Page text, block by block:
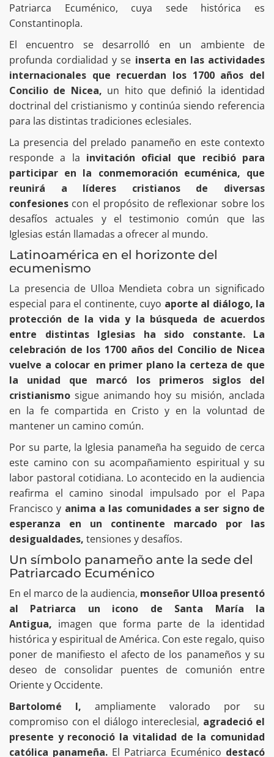
Patriarca Ecuménico, cuya sede histórica es
Constantinopla.
El encuentro se desarrolló en un ambiente de
profunda cordialidad y se inserta en las actividades
internacionales que recuerdan los 1700 años del
Concilio de Nicea, un hito que definió la identidad
doctrinal del cristianismo y continúa siendo referencia
para las distintas tradiciones eclesiales.
La presencia del prelado panameño en este contexto
responde a la invitación oficial que recibió para
participar en la conmemoración ecuménica, que
reunirá a líderes cristianos de diversas
confesiones con el propósito de reflexionar sobre los
desafíos actuales y el testimonio común que las
Iglesias están llamadas a ofrecer al mundo.
Latinoamérica en el horizonte del
ecumenismo
La presencia de Ulloa Mendieta cobra un significado
especial para el continente, cuyo aporte al diálogo, la
protección de la vida y la búsqueda de acuerdos
entre distintas Iglesias ha sido constante. La
celebración de los 1700 años del Concilio de Nicea
vuelve a colocar en primer plano la certeza de que
la unidad que marcó los primeros siglos del
cristianismo sigue animando hoy su misión, anclada
en la fe compartida en Cristo y en la voluntad de
mantener un camino común.
Por su parte, la Iglesia panameña ha seguido de cerca
este camino con su acompañamiento espiritual y su
labor pastoral cotidiana. Lo acontecido en la audiencia
reafirma el camino sinodal impulsado por el Papa
Francisco y anima a las comunidades a ser signo de
esperanza en un continente marcado por las
desigualdades, tensiones y desafíos.
Un símbolo panameño ante la sede del
Patriarcado Ecuménico
En el marco de la audiencia, monseñor Ulloa presentó
al Patriarca un icono de Santa María la
Antigua, imagen que forma parte de la identidad
histórica y espiritual de América. Con este regalo, quiso
poner de manifiesto el afecto de los panameños y su
deseo de consolidar puentes de comunión entre
Oriente y Occidente.
Bartolomé I, ampliamente valorado por su
compromiso con el diálogo intereclesial, agradeció el
presente y reconoció la vitalidad de la comunidad
católica panameña. El Patriarca Ecuménico destacó